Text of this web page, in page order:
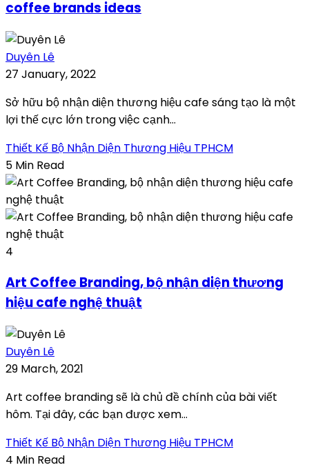
coffee brands ideas
Duyên Lê
27 January, 2022
Sở hữu bộ nhận diện thương hiệu cafe sáng tạo là một
lợi thế cực lớn trong việc cạnh...
Thiết Kế Bộ Nhận Diện Thương Hiệu TPHCM
5 Min Read
4
Art Coffee Branding, bộ nhận diện thương
hiệu cafe nghệ thuật
Duyên Lê
29 March, 2021
Art coffee branding sẽ là chủ đề chính của bài viết
hôm. Tại đây, các bạn được xem...
Thiết Kế Bộ Nhận Diện Thương Hiệu TPHCM
4 Min Read